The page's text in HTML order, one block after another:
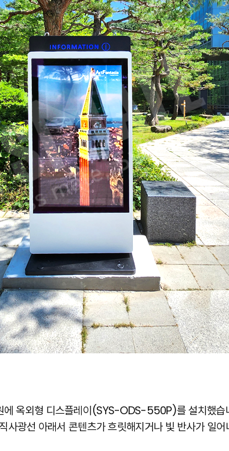
에 옥외형 디스플레이(SYS-ODS-550P)를 설치했습
사광선 아래서 콘텐츠가 흐릿해지거나 빛 반사가 일